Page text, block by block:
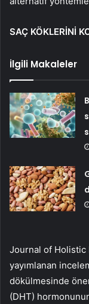
SAÇ KÖKLERİNİ
İlgili Makaleler
Journal of Holistic
yayımlanan
dökülmesinde
(DHT)